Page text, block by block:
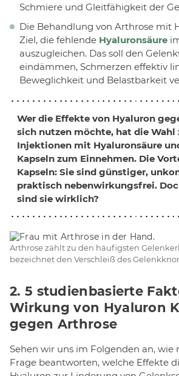
Schmiere und Gleitfähigkeit der
Die Behandlung von Arthrose mit
Ziel, die fehlende Hyaluronsäure
auszugleichen. Das soll den
eindämmen, Schmerzen effektiv
Beweglichkeit und Belastbarkeit
Wer die Effekte von Hyaluron
sich nutzen möchte, hat die Wahl
Injektionen mit Hyaluronsäure
Kapseln zum Einnehmen. Die
Kapseln: Sie sind günstiger,
praktisch nebenwirkungsfrei.
sind sie wirklich?
Arthrose zählt zu den häufigsten
bezeichnet den Verschleiß des
2. 5 studienbasierte
Wirkung von Hyaluron
gegen Arthrose
Sehen wir uns im Folgenden an, wie
Frage beantworten, welche Effekte